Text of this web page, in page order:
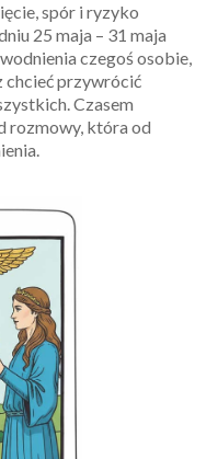
spór i ryzyko
25 maja – 31 maja
czegoś osobie,
chcieć przywrócić
Czasem
rozmowy, która od